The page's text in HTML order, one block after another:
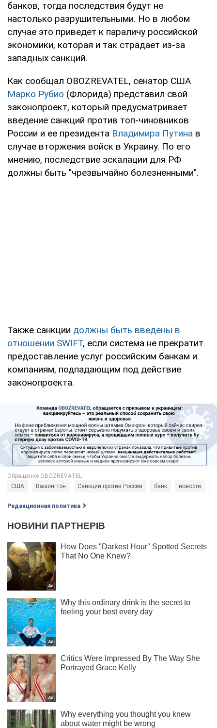
банков, тогда последствия будут не
настолько разрушительными. Но в любом
случае это приведет к параличу российской
экономики, которая и так страдает из-за
западных санкций.
Как сообщал OBOZREVATEL, сенатор США
Марко Рубио (Флорида) представил свой
законопроект, который предусматривает
введение санкций против топ-чиновников
России и ее президента Владимира Путина в
случае вторжения войск в Украину. По его
мнению, последствие эскалации для РФ
должны быть "чрезвычайно болезненными".
Также санкции должны быть введены в
отношении SWIFT, если система не прекратит
предоставление услуг российским банкам и
компаниям, подпадающим под действие
законопроекта.
США Вашингтон Санкции против России банк новости
Редакционная политика